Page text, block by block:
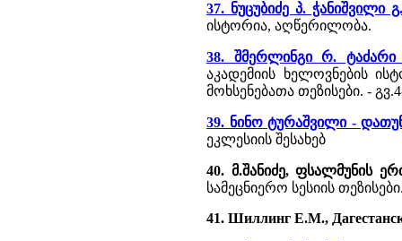
37. ნუცუბიძე პ. ჭანიშვილი
ისტორია, აღწერილობა.
38. შმერლინგი რ.
აკადემიის ხელოვნების
მოხსენებათა თეზისები. -
39. ნინო ტურაშვილი -
ეკლესიის შესახებ
40. მ.შანიძე, ფსალმუნის
სამეცნიერო სესიის
41. Шиллинг Е.М.,